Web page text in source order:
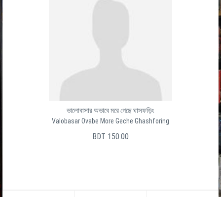
ভালোবাসার অভাবে মরে গেছে ঘাসফড়িং
Valobasar Ovabe More Geche Ghashforing
BDT 150.00